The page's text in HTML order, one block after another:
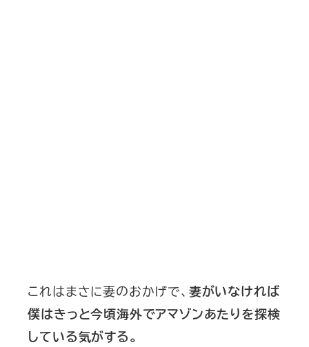
これはまさに妻のおかげで、 妻がいなければ
僕はきっと今頃海外でアマゾンあたりを探検
している気がする。